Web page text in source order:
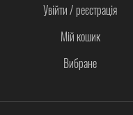
Увійти / реєстрація
Мій кошик
Вибране